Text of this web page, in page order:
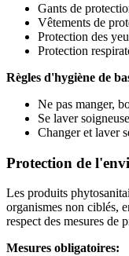
Gants de
Vêtements de
Protection des
Protection
Règles d'hygiène de
Ne pas manger,
Se laver
Changer et laver
Protection de
Les produits
organismes non ciblés,
respect des mesures de
Mesures obligatoires: